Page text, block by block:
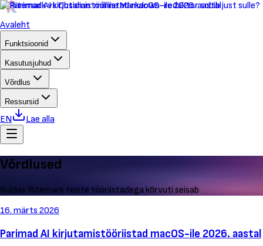
Avaleht
Funktsioonid
Kasutusjuhud
Võrdlus
Ressursid
EN Lae alla
Võrdlused
Kuidas Ritemark teiste tööriistadega kõrvuti seisab
16. märts 2026
Parimad AI kirjutamistööriistad macOS-ile 2026. aastal